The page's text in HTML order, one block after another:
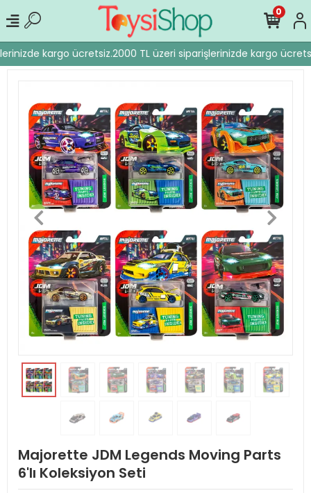
kargo ücretsiz.2000 TL üzeri siparişlerinizde kargo
0
Majorette JDM Legends Moving Parts
6'lı Koleksiyon Seti